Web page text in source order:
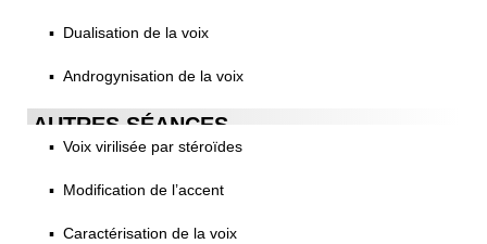
▪️ Dualisation de la voix
▪️ Androgynisation de la voix
AUTRES SÉANCES
▪️ Voix virilisée par stéroïdes
▪️ Modification de l’accent
▪️ Caractérisation de la voix